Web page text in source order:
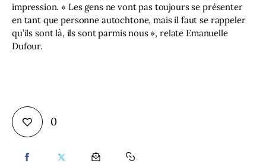
impression. « Les gens ne vont pas toujours se présenter
en tant que personne autochtone, mais il faut se rappeler
qu’ils sont là, ils sont parmis nous », relate Emanuelle
Dufour.
0